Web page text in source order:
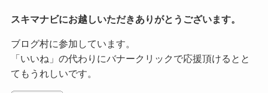
スキマナビにお越しいただきありがとうございます。
ブログ村に参加しています。
「いいね」の代わりにバナークリックで応援頂けるとと
てもうれしいです。